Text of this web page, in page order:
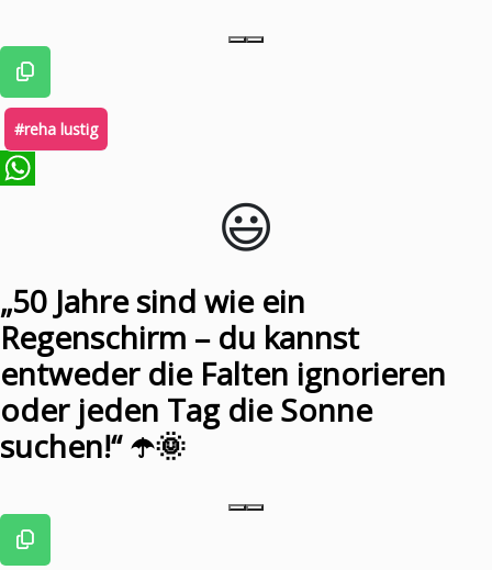
#reha lustig
😃️
„50 Jahre sind wie ein
Regenschirm – du kannst
entweder die Falten ignorieren
oder jeden Tag die Sonne
suchen!“ ☂️🌞